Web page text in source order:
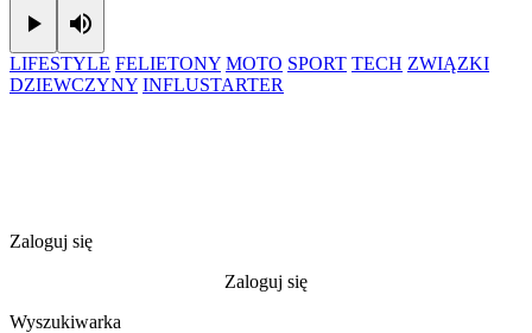
Play
LIFESTYLE FELIETONY MOTO SPORT TECH ZWIĄZKI
DZIEWCZYNY INFLUSTARTER
Zaloguj się
Zaloguj się
Wyszukiwarka